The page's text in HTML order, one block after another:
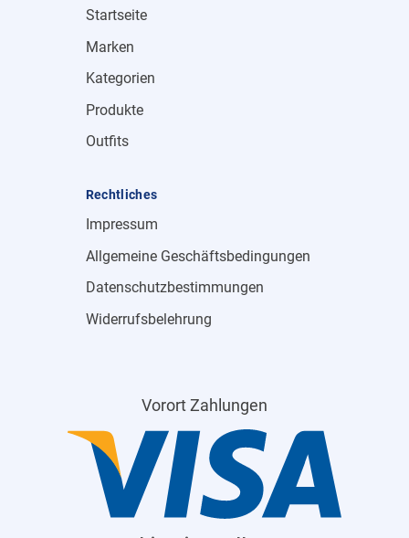
Startseite
Marken
Kategorien
Produkte
Outfits
Rechtliches
Impressum
Allgemeine Geschäftsbedingungen
Datenschutzbestimmungen
Widerrufsbelehrung
Vorort Zahlungen